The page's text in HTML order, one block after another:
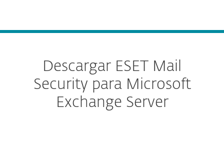
Descargar ESET Mail
Security para Microsoft
Exchange Server